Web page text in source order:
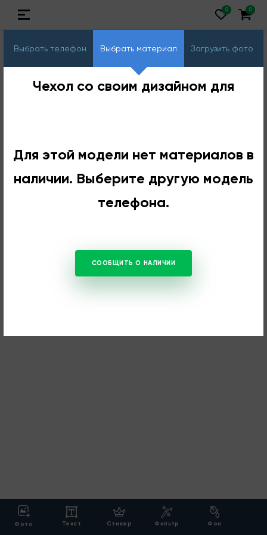
Выбрать телефон Выбрать материал Загрузить фото
Чехол со своим дизайном для
Для этой модели нет материалов в
наличии. Выберите другую модель
телефона.
СООБЩИТЬ О НАЛИЧИИ
Фото Текст Стикер Фильтр Фон